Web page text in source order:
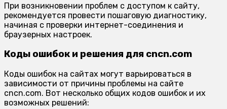
При возникновении проблем с доступом к сайту,
рекомендуется провести пошаговую диагностику,
начиная с проверки интернет-соединения и
браузерных настроек.
Коды ошибок и решения для cncn.com
Коды ошибок на сайтах могут варьироваться в
зависимости от причины проблемы на сайте
cncn.com. Вот несколько общих кодов ошибок и их
возможных решений: